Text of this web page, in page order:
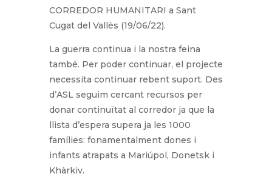
CORREDOR HUMANITARI a Sant
Cugat del Vallès (19/06/22).
La guerra continua i la nostra feina
també. Per poder continuar, el projecte
necessita continuar rebent suport. Des
d’ASL seguim cercant recursos per
donar continuïtat al corredor ja que la
llista d’espera supera ja les 1000
famílies: fonamentalment dones i
infants atrapats a Mariúpol, Donetsk i
Khàrkiv​​.